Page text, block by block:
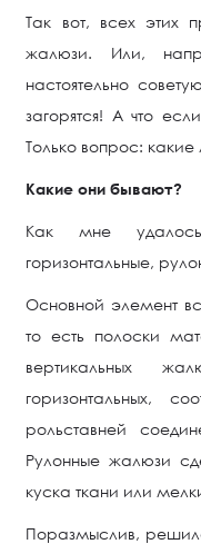
Так вот, всех
жалюзи. Или,
настоятельно
загорятся! А что
Только вопрос: какие
Какие они бывают?
Как мне удалось
горизонтальные,
Основной элемент
то есть полоски
вертикальных
горизонтальных,
рольставней
Рулонные жалюзи
куска ткани или
Поразмыслив,